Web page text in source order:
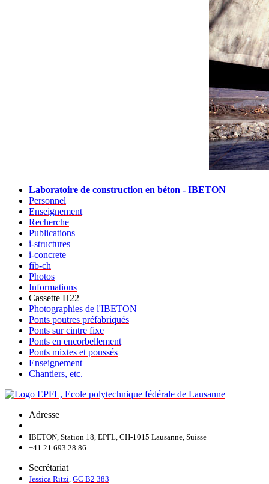
Laboratoire de construction en béton - IBETON
Personnel
Enseignement
Recherche
Publications
i-structures
i-concrete
fib-ch
Photos
Informations
Cassette H22
Photographies de l'IBETON
Ponts poutres préfabriqués
Ponts sur cintre fixe
Ponts en encorbellement
Ponts mixtes et poussés
Enseignement
Chantiers, etc.
Adresse
IBETON, Station 18, EPFL, CH-1015 Lausanne, Suisse
+41 21 693 28 86
Secrétariat
Jessica Ritzi GC B2 383